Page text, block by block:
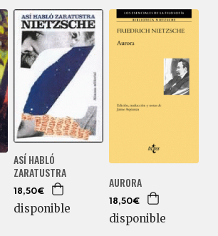
ASÍ HABLÓ
ZARATUSTRA
18,50€
disponible
AURORA
18,50€
disponible